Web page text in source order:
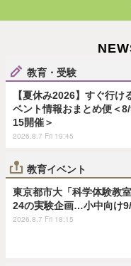
教育・受験
【夏休み2026】すぐ行け
ベント情報おまとめ便＜
15開催＞
2026.8.7 Fri 19:45
教育イベント
東京都市大「科学体験教室
24の実験企画…小中向け
2026.8.7 Fri 18:15